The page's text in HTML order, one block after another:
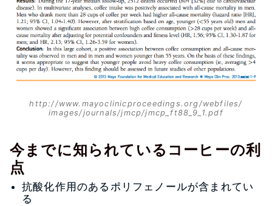
http://www.mayoclinicproceedings.org/webfiles/
images/journals/jmcp/jmcp_ft88_9_1.pdf
今までに知られているコーヒーの利
点
抗酸化作用のあるポリフェノールが含まれてい
る